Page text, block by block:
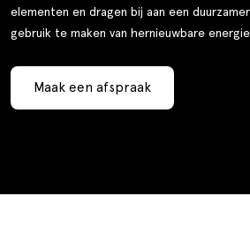
elementen en dragen bij aan een
gebruik te maken van hernieuwbare energie.
Maak een afspraak